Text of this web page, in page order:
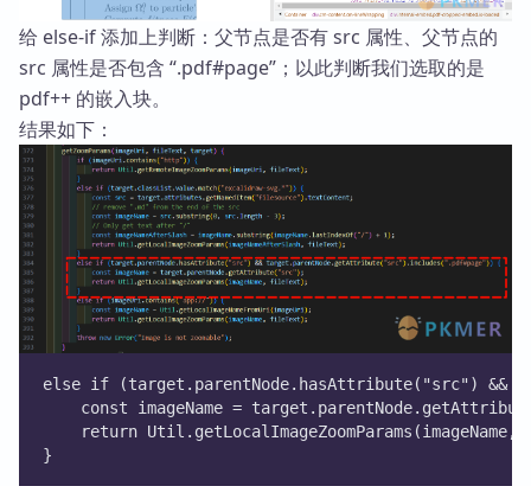
给 else-if 添加上判断：父节点是否有 src 属性、父节点的
src 属性是否包含 “.pdf#page”；以此判断我们选取的是
pdf++ 的嵌入块。
结果如下：
else if (target.parentNode.hasAttribute("src") &&
const imageName =
return Util.getLocalImageZoomParams(imageName,
}